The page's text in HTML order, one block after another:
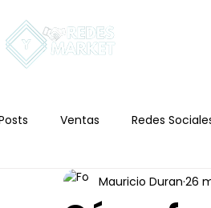
Ventas Redes
Mauricio Duran 26